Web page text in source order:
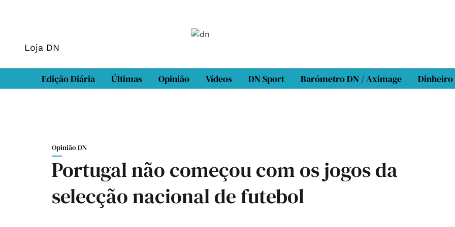
Loja DN
Edição Diária Últimas Opinião Vídeos DN Sport Barómetro DN / Aximage Dinheiro
Opinião DN
Portugal não começou com os jogos da
selecção nacional de futebol